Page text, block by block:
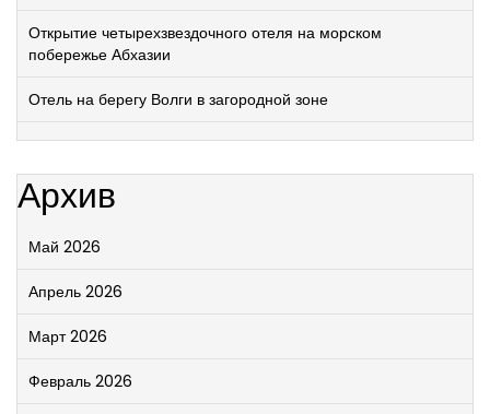
Открытие четырехзвездочного отеля на морском
побережье Абхазии
Отель на берегу Волги в загородной зоне
Архив
Май 2026
Апрель 2026
Март 2026
Февраль 2026